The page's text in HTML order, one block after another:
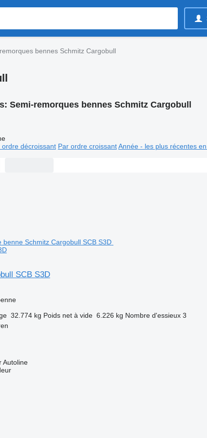
bennes Schmitz Cargobull
Semi-remorques bennes Schmitz Cargobull
ordre décroissant Par ordre croissant Année - les plus récentes
SCB S3D
32.774 kg Poids net à vide 6.226 kg Nombre d'essieux 3
Autoline